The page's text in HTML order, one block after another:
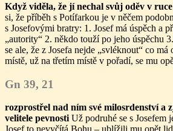
Když viděla, že jí nechal svůj oděv v
si, že příběh s Potífarkou je v něčem
s Josefovými bratry: 1. Josef má úspěch a
„autority“ 2. někdo touží po jeho úspěchu
se ale, že z Josefa nejde „svléknout“ co
místě, už na třetím místě v pořadí, se mu
Gn 39, 21
rozprostřel nad ním své milosrdenství a
velitele pevnosti Už podruhé se s Josefem